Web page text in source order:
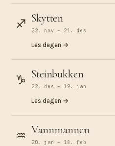
♐︎ Skytten
22. nov – 21. des
Les dagen →
♑︎ Steinbukken
22. des – 19. jan
Les dagen →
♒︎ Vannmannen
20. jan – 18. feb